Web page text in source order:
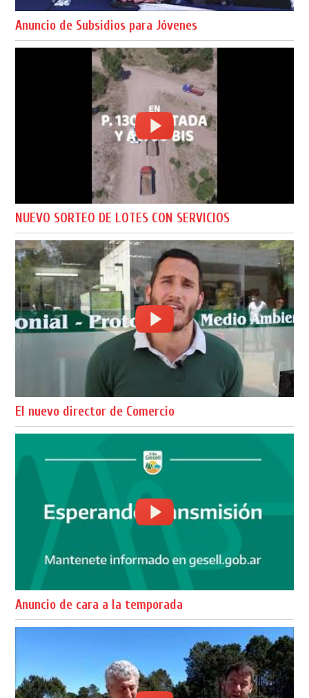
Anuncio de Subsidios para Jóvenes
NUEVO SORTEO DE LOTES CON SERVICIOS
El nuevo director de Comercio
Anuncio de cara a la temporada